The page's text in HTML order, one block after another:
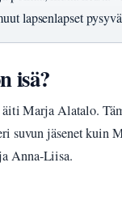
lapsenlapset
isä?
Marja Alatalo.
suvun jäsenet kuin
Anna-Liisa.